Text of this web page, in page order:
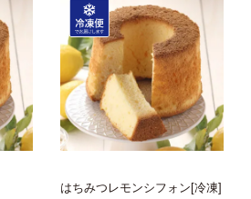
はちみつレモンシフォン[冷凍]